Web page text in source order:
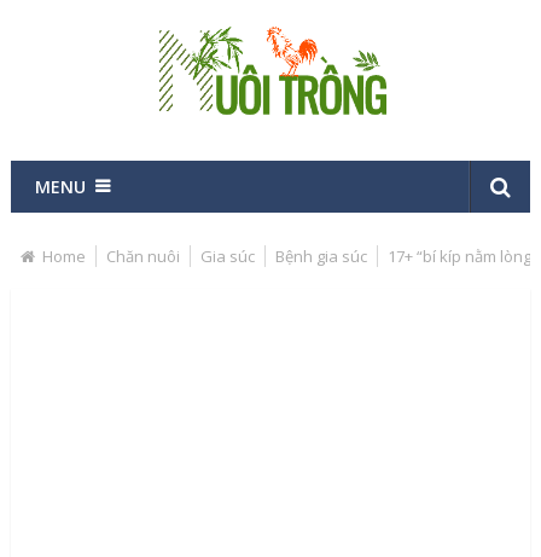
MENU
Home Chăn nuôi Gia súc Bệnh gia súc 17+ “bí kíp nằm